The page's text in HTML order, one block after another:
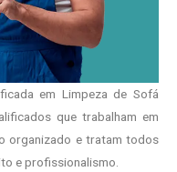
em Limpeza de Sofá
que trabalham em
organizado e tratam todos
e profissionalismo.